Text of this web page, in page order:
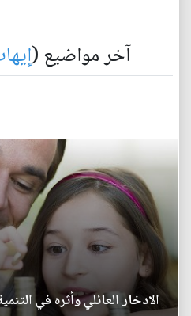
آخر مواضيع (
الادخار العائلي وأثره في